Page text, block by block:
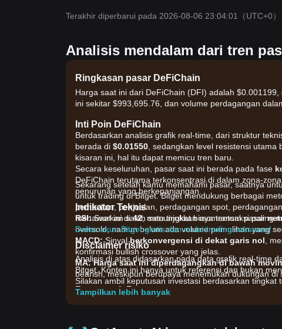
Terakhir diperbarui pada 2026-08-06 23:04:01 （UTC+0）
Analisis mendalam dari tren
Ringkasan pasar DeFiChain
Harga saat ini dari DeFiChain (DFI) adalah
ini sekitar $993,695.76, dan volume perdagangan
Inti Poin DeFiChain
Berdasarkan analisis grafik real-time, dari struktur
berada di $0.01550 , sedangkan level resistensi utama
kisaran ini, hal itu dapat memicu tren baru.
Secara keseluruhan, pasar saat ini berada pada fase
DeFiChain terutama terkonsentrasi di dalam zona-
penurunan yang berkepanjangan.
Indikator Teknis
RSI:Saat ini di42, menunjukkan momentum pasar
oversold, namun belum ada volume pemulihan yang
MACD:Sinyalberkonvergensi di dekat garis nol ,
konfirmasi bullish crossover yang jelas.
MA: Harga saat ini diperdagangkan di bawah
bearish, meskipun berupaya menemukan dukungan
Penggerak Pasar
Sekarang setelah kamu memahami pasar, saatnya
untuk trading di Bitget. Bitget mendukung berbagai
pembelian, penjualan, perdagangan spot,
menawarkan salah satu tingkat biaya transaksi paling
Daftar akun Bitget gratis dan mulai trading sekarang!
Disclaimer risiko
Analisis di atas didasarkan pada data grafik real-time
Bitget. Konten ini hanya untuk referensi dan bukan
Silakan ambil keputusan investasi berdasarkan tingkat
Tampilkan lebih banyak